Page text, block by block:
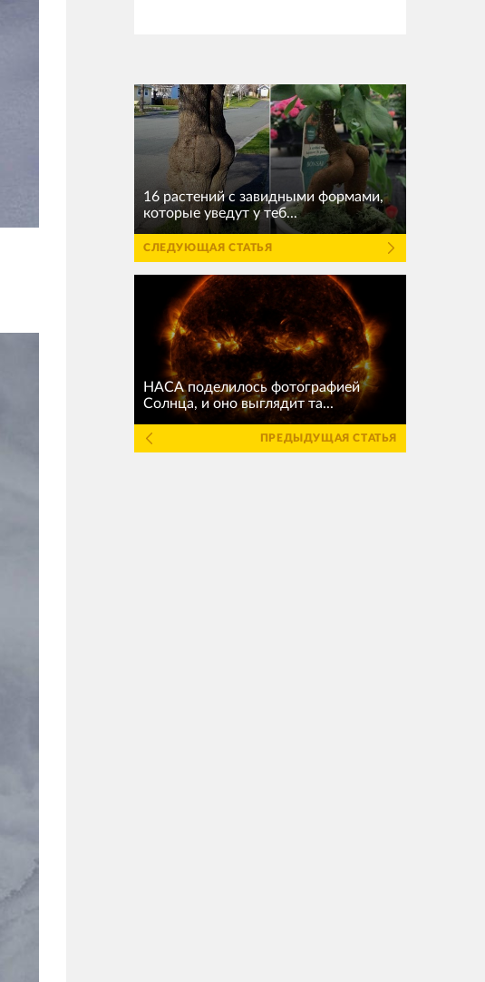
16 растений с завидными формами,
которые уведут у теб...
СЛЕДУЮЩАЯ СТАТЬЯ
НАСА поделилось фотографией
Солнца, и оно выглядит та...
ПРЕДЫДУЩАЯ СТАТЬЯ